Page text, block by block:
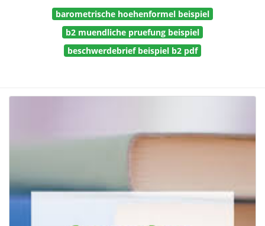
barometrische hoehenformel beispiel
b2 muendliche pruefung beispiel
beschwerdebrief beispiel b2 pdf